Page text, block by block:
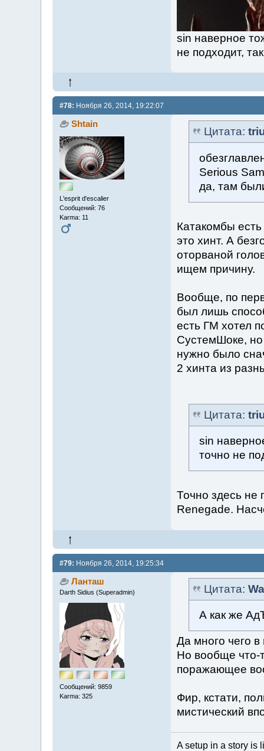
sin наверное
не подходит,
#78: Ноября 26, 2014, 19:22:07
Shtain
L'esprit d'escalier
Сообщений: 76
Karma: 11
Цитата:
Serious
да, там
Катакомбы
это хинт. А
оторваной
ищем причину.
Вообще, по
был лишь
есть ГМ хотел
СустемШоке,
нужно было
2 хинта из
Цитата:
sin
точно не
Точно здесь не
Renegade.
#79: Ноября 26, 2014, 19:25:34
Ланташ
Darth Sidius (Superadmin)
Сообщений: 9859
Karma: 325
Цитата:
А как же
Да много чего
Но вообще что-
поражающее
Фир, кстати,
мистический
A setup in a story is